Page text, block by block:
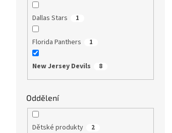
Dallas Stars 1
Florida Panthers 1
New Jersey Devils 8
Oddělení
Dětské produkty 2